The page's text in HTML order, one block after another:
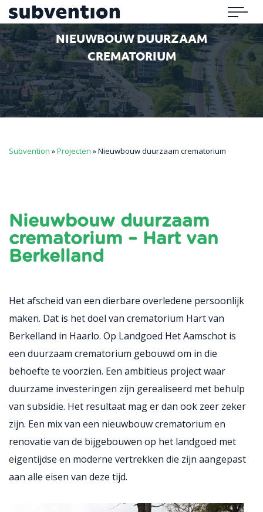
Subvention Menu
NIEUWBOUW DUURZAAM
CREMATORIUM
Subvention »Projecten »Nieuwbouw duurzaam crematorium
Nieuwbouw duurzaam
crematorium – Hart van
Berkelland
Het afscheid van een dierbare overledene persoonlijk
maken. Dat is het doel van crematorium Hart van
Berkelland in Haarlo. Op Landgoed Het Aamschot is
een duurzaam crematorium gebouwd om in die
behoefte te voorzien. Een ambitieus project waar
duurzame investeringen zijn gerealiseerd met behulp
van subsidie. Het resultaat mag er dan ook zeer zeker
zijn. Een mix van een nieuwbouw crematorium en
renovatie van de bijgebouwen op het landgoed met
eigentijdse en moderne vertrekken die zijn aangepast
aan alle eisen van deze tijd.